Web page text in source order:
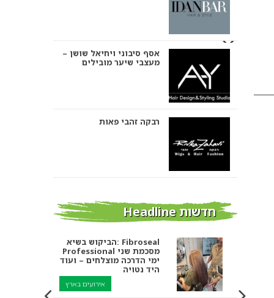
אסף סיבוני ויחיאל שושן –
מעצבי שיער מובילים
רבקה זהבי פאות
אורטל אדרי עיצוב שיער
חדשות Headline
הביקוש בשיא: Fibroseal
Professional מסכמת שני
ימי הדרכה מוצלחים – ועוד
היד נטויה
אירועים בארץ